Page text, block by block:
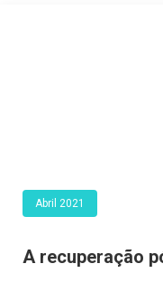
Abril 2021
A recuperação